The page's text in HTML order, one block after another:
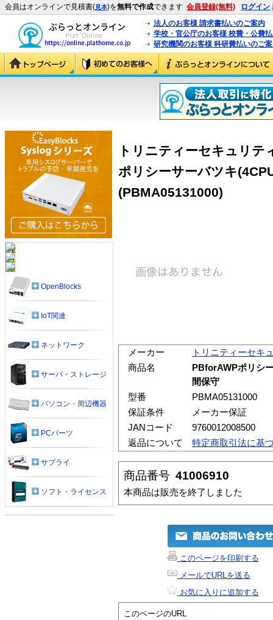
会員はオンラインで見積書(見本)を無料で作成できます 会員登録(無料) ログイン
法人のお客様 請求書払いのご案内
学校・官公庁のお客様 校費・公費
研究機関のお客様 科研費払いのご
トリニティーセキュリ
ポリシーサーバツキ
(PBMA05131000)
メーカー
トリニティーセキ
商品名
PBforAWPポリシ
間保守
型番
PBMA05131000
保証条件
メーカー保証
JANコード
9760012008500
返品について
特定商取引法に基
商品番号 41006910
本商品は販売を終了しました
このページを印刷する
メールでURLを送る
お気に入りに追加する
このページのURL
OpenBlocks
IoT関連
ネットワーク
サーバ・ストレージ
パソコン・周辺機器
PCパーツ
サプライ
ソフト・ライセンス